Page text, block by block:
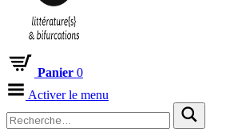
Panier 0
Activer le menu